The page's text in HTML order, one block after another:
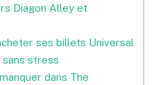
Diagon Alley et
ses billets Universal
sans stress
dans The